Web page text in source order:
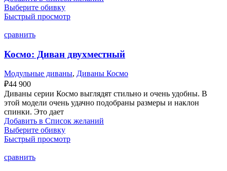
Выберите обивку
Быстрый просмотр
сравнить
Космо: Диван двухместный
Модульные диваны, Диваны Космо
₽44 900
Диваны серии Космо выглядят стильно и очень удобны. В
этой модели очень удачно подобраны размеры и наклон
спинки. Это дает
Добавить в Список желаний
Выберите обивку
Быстрый просмотр
сравнить